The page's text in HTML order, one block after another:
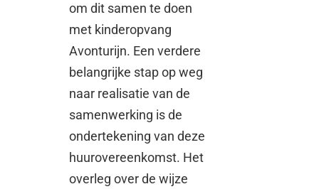
om dit samen te doen
met kinderopvang
Avonturijn. Een verdere
belangrijke stap op weg
naar realisatie van de
samenwerking is de
ondertekening van deze
huurovereenkomst. Het
overleg over de wijze